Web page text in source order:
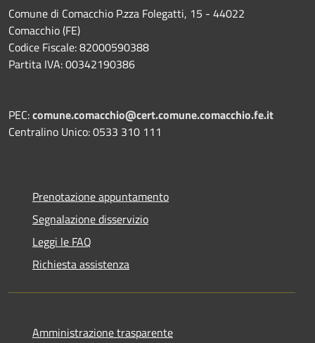
Comune di Comacchio P.zza Folegatti, 15 - 44022
Comacchio (FE)
Codice Fiscale: 82000590388
Partita IVA: 00342190386
PEC:comune.comacchio@cert.comune.comacchio.fe.it
Centralino Unico: 0533 310 111
Prenotazione appuntamento
Segnalazione disservizio
Leggi le FAQ
Richiesta assistenza
Amministrazione trasparente